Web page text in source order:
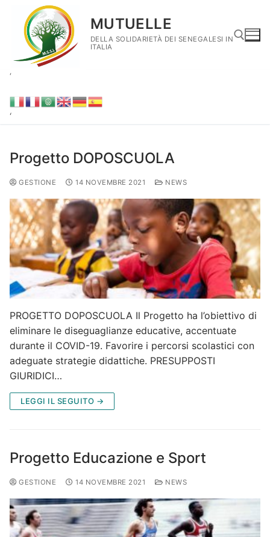
MUTUELLE
DELLA SOLIDARIETÀ DEI SENEGALESI IN
ITALIA
‘
‘
Progetto DOPOSCUOLA
GESTIONE 14 NOVEMBRE 2021 NEWS
PROGETTO DOPOSCUOLA Il Progetto ha l’obiettivo di
eliminare le diseguaglianze educative, accentuate
durante il COVID-19. Favorire i percorsi scolastici con
adeguate strategie didattiche. PRESUPPOSTI
GIURIDICI…
LEGGI IL SEGUITO →
Progetto Educazione e Sport
GESTIONE 14 NOVEMBRE 2021 NEWS